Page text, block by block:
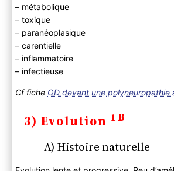
– métabolique
– toxique
– paranéoplasique
– carentielle
– inflammatoire
– infectieuse
Cf fiche OD devant une polyneuropathie
3) Evolution 1B
A) Histoire naturelle